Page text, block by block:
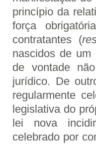
princípio da
força
contratantes (
nascidos de um
de vontade
jurídico. De
regularmente
legislativa do
lei nova incidir
celebrado por